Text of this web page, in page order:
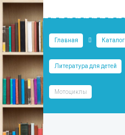
Главная Каталог
Литература для детей
Мотоциклы